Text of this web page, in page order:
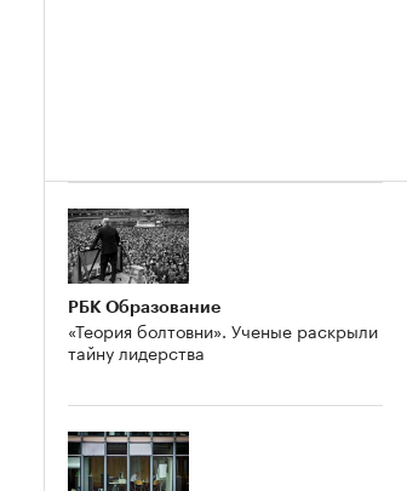
РБК Образование
«Теория болтовни». Ученые раскрыли
тайну лидерства